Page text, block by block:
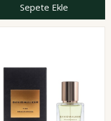
Sepete Ekle